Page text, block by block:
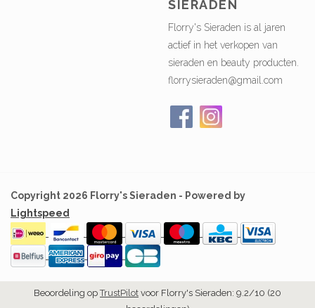
SIERADEN
Florry's Sieraden is al jaren
actief in het verkopen van
sieraden en beauty producten.
florrysieraden@gmail.com
Copyright 2026 Florry's Sieraden - Powered by
Lightspeed
Beoordeling opTrustPilot voor Florry's Sieraden: 9.2/10 (20